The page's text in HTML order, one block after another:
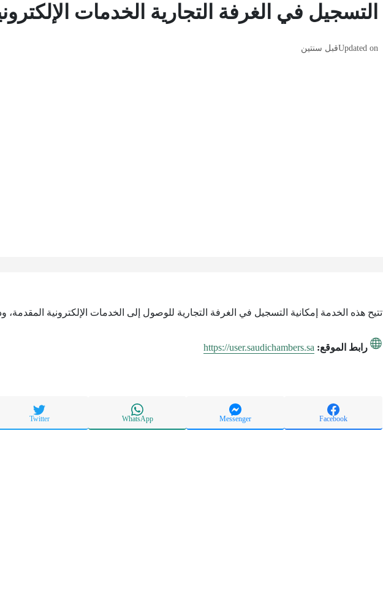
التسجيل في الغرفة التجارية الخدمات
Updated onقبل سنتين
تتيح هذه الخدمة إمكانية التسجيل في الغرفة التجارية للوصول إلى الخدمات الإلكترونية المقدمة،
رابط الموقع: https://user.saudichambers.sa
Facebook
Messenger
WhatsApp
Twitter